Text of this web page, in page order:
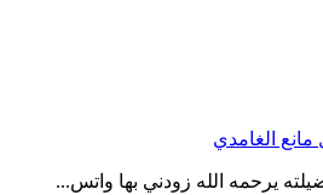
الغامدي
يرحمه الله زودني بها واتس...